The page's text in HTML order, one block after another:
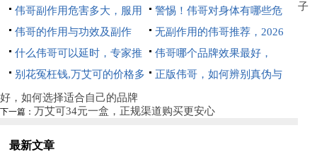
哥多少钱？
佳，如何掌握最佳服用时机
伟哥副作用危害多大，服用
前必须了解的风险与注意事项
警惕！伟哥对身体有哪些危
害，长期服用的风险你必须知
道
伟哥的作用与功效及副作
用，详解西地那非的疗效与风
险
无副作用的伟哥推荐，2026
年安全有效的男性健康指南
什么伟哥可以延时，专家推
荐延时壮阳药物清单
伟哥哪个品牌效果最好，
2026年五大主流品牌深度实测
别花冤枉钱,万艾可的价格多
少看这里就懂了
正版伟哥，如何辨别真伪与
子
好，如何选择适合自己的品牌
下一篇： 万艾可34元一盒，正规渠道购买更安心
最新文章